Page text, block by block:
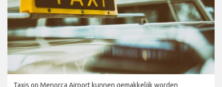
Taxis op Menorca Airport kunnen gemakkelijk worden